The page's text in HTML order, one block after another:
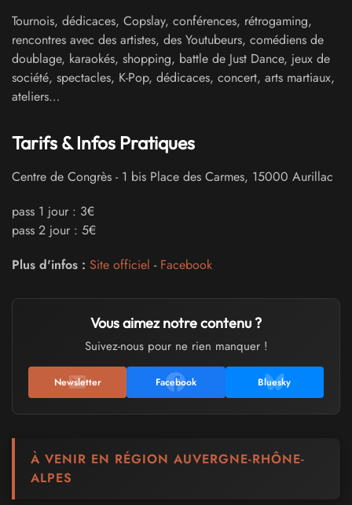
Tournois, dédicaces, Copslay, conférences, rétrogaming,
rencontres avec des artistes, des Youtubeurs, comédiens de
doublage, karaokés, shopping, battle de Just Dance, jeux de
société, spectacles, K-Pop, dédicaces, concert, arts martiaux,
ateliers…
Tarifs & Infos Pratiques
Centre de Congrès - 1 bis Place des Carmes, 15000 Aurillac
pass 1 jour : 3€
pass 2 jour : 5€
Plus d'infos : Site officiel - Facebook
Vous aimez notre contenu ?
Suivez-nous pour ne rien manquer !
Newsletter Facebook Bluesky
À VENIR EN RÉGION AUVERGNE-RHÔNE-
ALPES